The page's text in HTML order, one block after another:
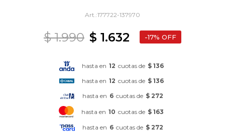
177722-137970
$ 1.632
$ 1.990 17
hasta en 12 cuotas de $ 136
hasta en 12 cuotas de $ 136
hasta en 6 cuotas de $ 272
hasta en 10 cuotas de $ 163
hasta en 6 cuotas de $ 272